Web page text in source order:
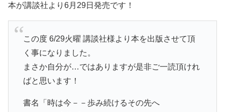
本が講談社より6月29日発売です！
この度 6/29火曜 講談社様より本を出版させて頂
く事になりました。
まさか自分が…ではありますが是非ご一読頂けれ
ばと思います！
書名「時は今－－歩み続けるその先へ